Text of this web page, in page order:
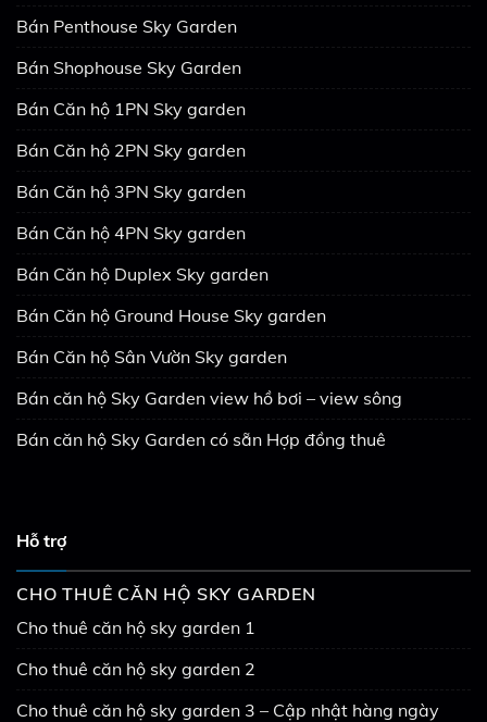
Bán Penthouse Sky Garden
Bán Shophouse Sky Garden
Bán Căn hộ 1PN Sky garden
Bán Căn hộ 2PN Sky garden
Bán Căn hộ 3PN Sky garden
Bán Căn hộ 4PN Sky garden
Bán Căn hộ Duplex Sky garden
Bán Căn hộ Ground House Sky garden
Bán Căn hộ Sân Vườn Sky garden
Bán căn hộ Sky Garden view hồ bơi – view sông
Bán căn hộ Sky Garden có sẵn Hợp đồng thuê
Hỗ trợ
CHO THUÊ CĂN HỘ SKY GARDEN
Cho thuê căn hộ sky garden 1
Cho thuê căn hộ sky garden 2
Cho thuê căn hộ sky garden 3 – Cập nhật hàng ngày